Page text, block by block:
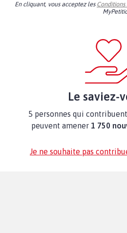
En cliquant, vous acceptez les
Le saviez-
5 personnes qui
peuvent amener 1 750
Je ne souhaite pas